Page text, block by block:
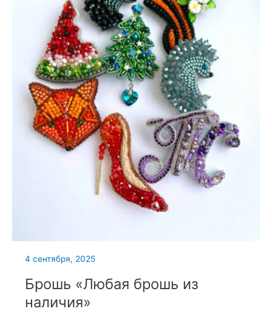
4 сентября, 2025
Брошь «Любая брошь из
наличия»